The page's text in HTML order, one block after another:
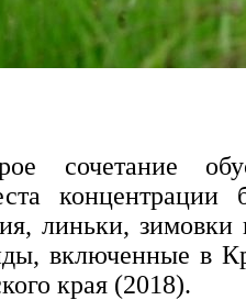
сочетание
концентрации
линьки,
включенные в
края (2018).